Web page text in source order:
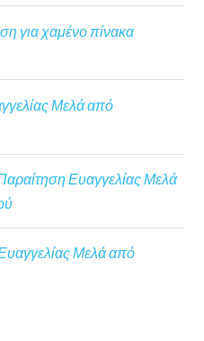
για χαμένο πίνακα
Μελά από
Ευαγγελίας Μελά
Μελά από